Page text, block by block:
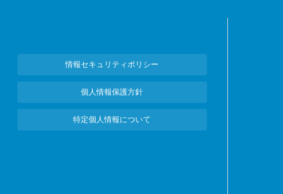
情報セキュリティポリシー
個人情報保護方針
特定個人情報について